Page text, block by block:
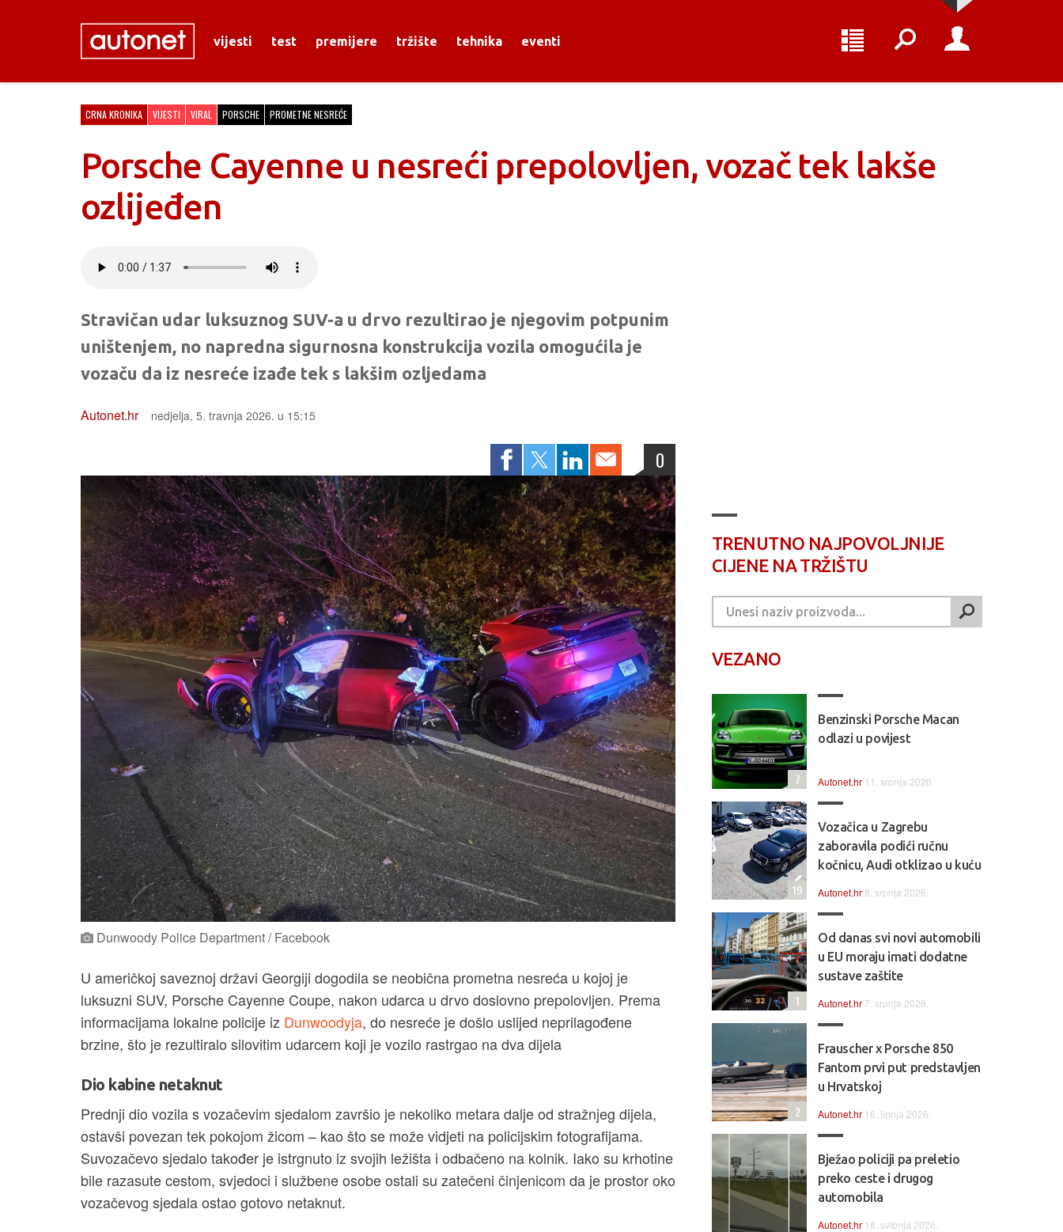
vijesti test premijere tržište tehnika eventi
CRNA KRONIKA VIJESTI VIRAL PORSCHE PROMETNE NESREĆE
Porsche Cayenne u nesreći prepolovljen, vozač tek lakše
ozlijeđen
Stravičan udar luksuznog SUV-a u drvo rezultirao je njegovim potpunim
uništenjem, no napredna sigurnosna konstrukcija vozila omogućila je
vozaču da iz nesreće izađe tek s lakšim ozljedama
Autonet.hr nedjelja, 5. travnja 2026. u 15:15
0
Dunwoody Police Department / Facebook
U američkoj saveznoj državi Georgiji dogodila se neobična prometna nesreća u kojoj je
luksuzni SUV, Porsche Cayenne Coupe, nakon udarca u drvo doslovno prepolovljen. Prema
informacijama lokalne policije iz Dunwoodyja, do nesreće je došlo uslijed neprilagođene
brzine, što je rezultiralo silovitim udarcem koji je vozilo rastrgao na dva dijela
Dio kabine netaknut
Prednji dio vozila s vozačevim sjedalom završio je nekoliko metara dalje od stražnjeg dijela,
ostavši povezan tek pokojom žicom – kao što se može vidjeti na policijskim fotografijama.
Suvozačevo sjedalo također je istrgnuto iz svojih ležišta i odbačeno na kolnik. Iako su krhotine
bile razasute cestom, svjedoci i službene osobe ostali su zatečeni činjenicom da je prostor oko
vozačevog sjedala ostao gotovo netaknut.
TRENUTNO NAJPOVOLJNIJE
CIJENE NA TRŽIŠTU
VEZANO
Benzinski Porsche Macan
odlazi u povijest
Autonet.hr 11. srpnja 2026.
7
Vozačica u Zagrebu
zaboravila podići ručnu
kočnicu, Audi otklizao u kuću
Autonet.hr8. srpnja 2026.
19
Od danas svi novi automobili
u EU moraju imati dodatne
sustave zaštite
Autonet.hr 7. srpnja 2026.
1
Frauscher x Porsche 850
Fantom prvi put predstavljen
u Hrvatskoj
Autonet.hr 16. lipnja 2026.
2
Bježao policiji pa preletio
preko ceste i drugog
automobila
Autonet.hr 18. svibnja 2026.